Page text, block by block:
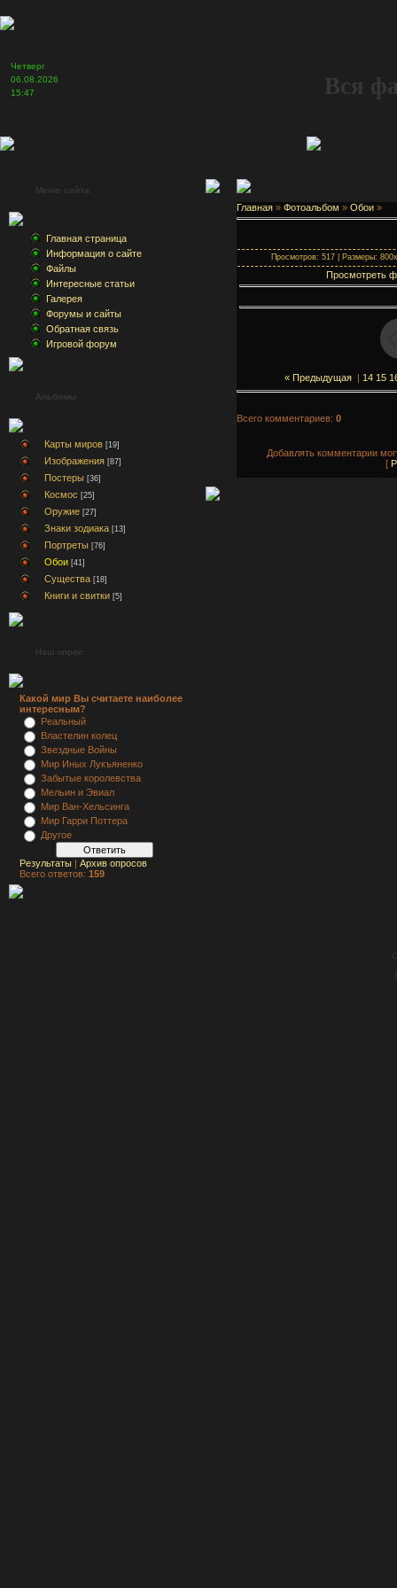
Четверг
06.08.2026
15:47
Вся
Меню сайта
Главная страница
Информация о сайте
Файлы
Интересные статьи
Галерея
Форумы и сайты
Обратная связь
Игровой форум
Альбомы
Карты миров [19]
Изображения [87]
Постеры [36]
Космос [25]
Оружие [27]
Знаки зодиака [13]
Портреты [76]
Обои [41]
Существа [18]
Книги и свитки [5]
Наш опрос
Какой мир Вы считаете наиболее
интересным?
Реальный
Властелин колец
Звездные Войны
Мир Иных Лукъяненко
Забытые королевства
Мельин и Эвиал
Мир Ван-Хельсинга
Мир Гарри Поттера
Другое
Результаты | Архив опросов
Всего ответов: 159
Главная » Фотоальбом » Обои »
Просмотров: 517 | Размеры:
Просмотреть
« Предыдущая | 14 15
Всего комментариев: 0
Добавлять комментарии
[